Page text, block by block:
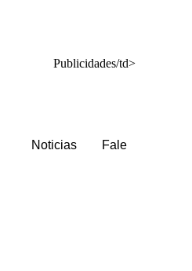
Publicidades/td>
Noticias Fale